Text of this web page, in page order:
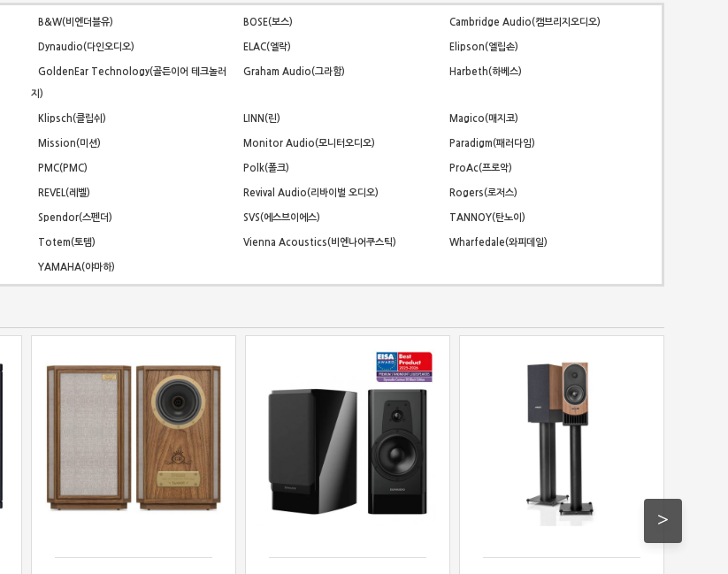
B&W(비엔더블유) BOSE(보스) Cambridge Audio(캠브리지오디오)
Dynaudio(다인오디오) ELAC(엘락) Elipson(엘립손)
GoldenEar Technology(골든이어 테크놀러
지)
Graham Audio(그라함) Harbeth(하베스)
Klipsch(클립쉬) LINN(린) Magico(매지코)
Mission(미션) Monitor Audio(모니터오디오) Paradigm(패러다임)
PMC(PMC) Polk(폴크) ProAc(프로악)
REVEL(레벨) Revival Audio(리바이벌 오디오) Rogers(로저스)
Spendor(스펜더) SVS(에스브이에스) TANNOY(탄노이)
Totem(토템) Vienna Acoustics(비엔나어쿠스틱) Wharfedale(와피데일)
YAMAHA(야마하)
>